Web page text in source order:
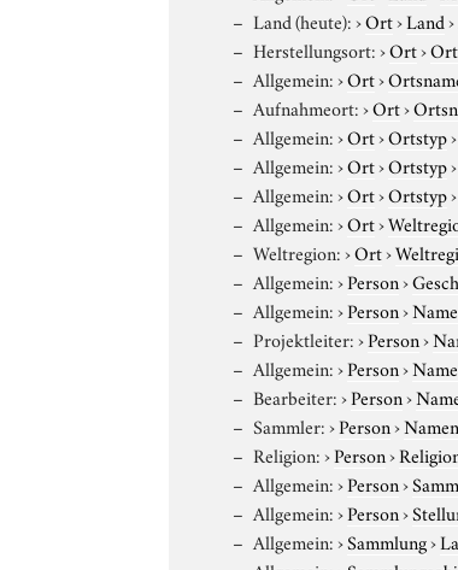
Land (heute):›Ort›Land›
Herstellungsort:›Ort›
Allgemein:›Ort›
Aufnahmeort:›Ort›
Allgemein:›Ort›Ortstyp›
Allgemein:›Ort›Ortstyp
Allgemein:›Ort›Ortstyp
Allgemein:›Ort›
Weltregion:›Ort›
Allgemein:›Person›
Allgemein:›Person›
Projektleiter:›Person›
Allgemein:›Person›
Bearbeiter:›Person›
Sammler:›Person›
Religion:›Person›
Allgemein:›Person›
Allgemein:›Person›
Allgemein:›Sammlung›